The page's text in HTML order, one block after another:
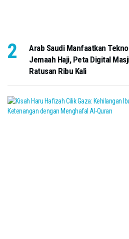
Arab Saudi Manfaatkan
Jemaah Haji, Peta Digital
Ratusan Ribu Kali